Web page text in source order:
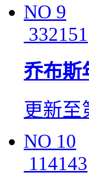
NO 9
332151
乔布斯
更新至
NO 10
114143